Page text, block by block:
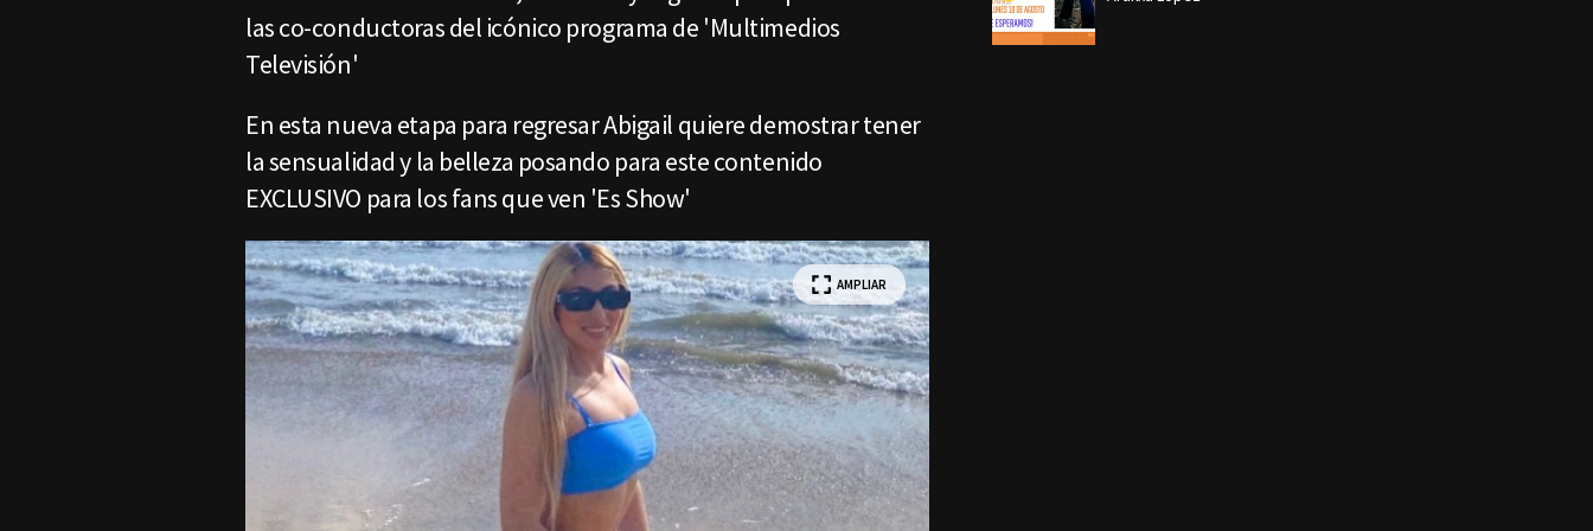
las co-conductoras del icónico programa de 'Multimedios
Televisión'
En esta nueva etapa para regresar Abigail quiere demostrar tener
la sensualidad y la belleza posando para este contenido
EXCLUSIVO para los fans que ven 'Es Show'
AMPLIAR